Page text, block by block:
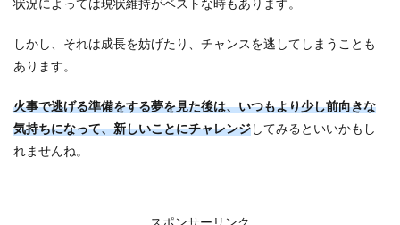
状況によっては現状維持がベストな時もあります。
しかし、それは成長を妨げたり、チャンスを逃してしまうことも
あります。
火事で逃げる準備をする夢を見た後は、いつもより少し前向きな
気持ちになって、新しいことにチャレンジしてみるといいかもし
れませんね。
スポンサーリンク